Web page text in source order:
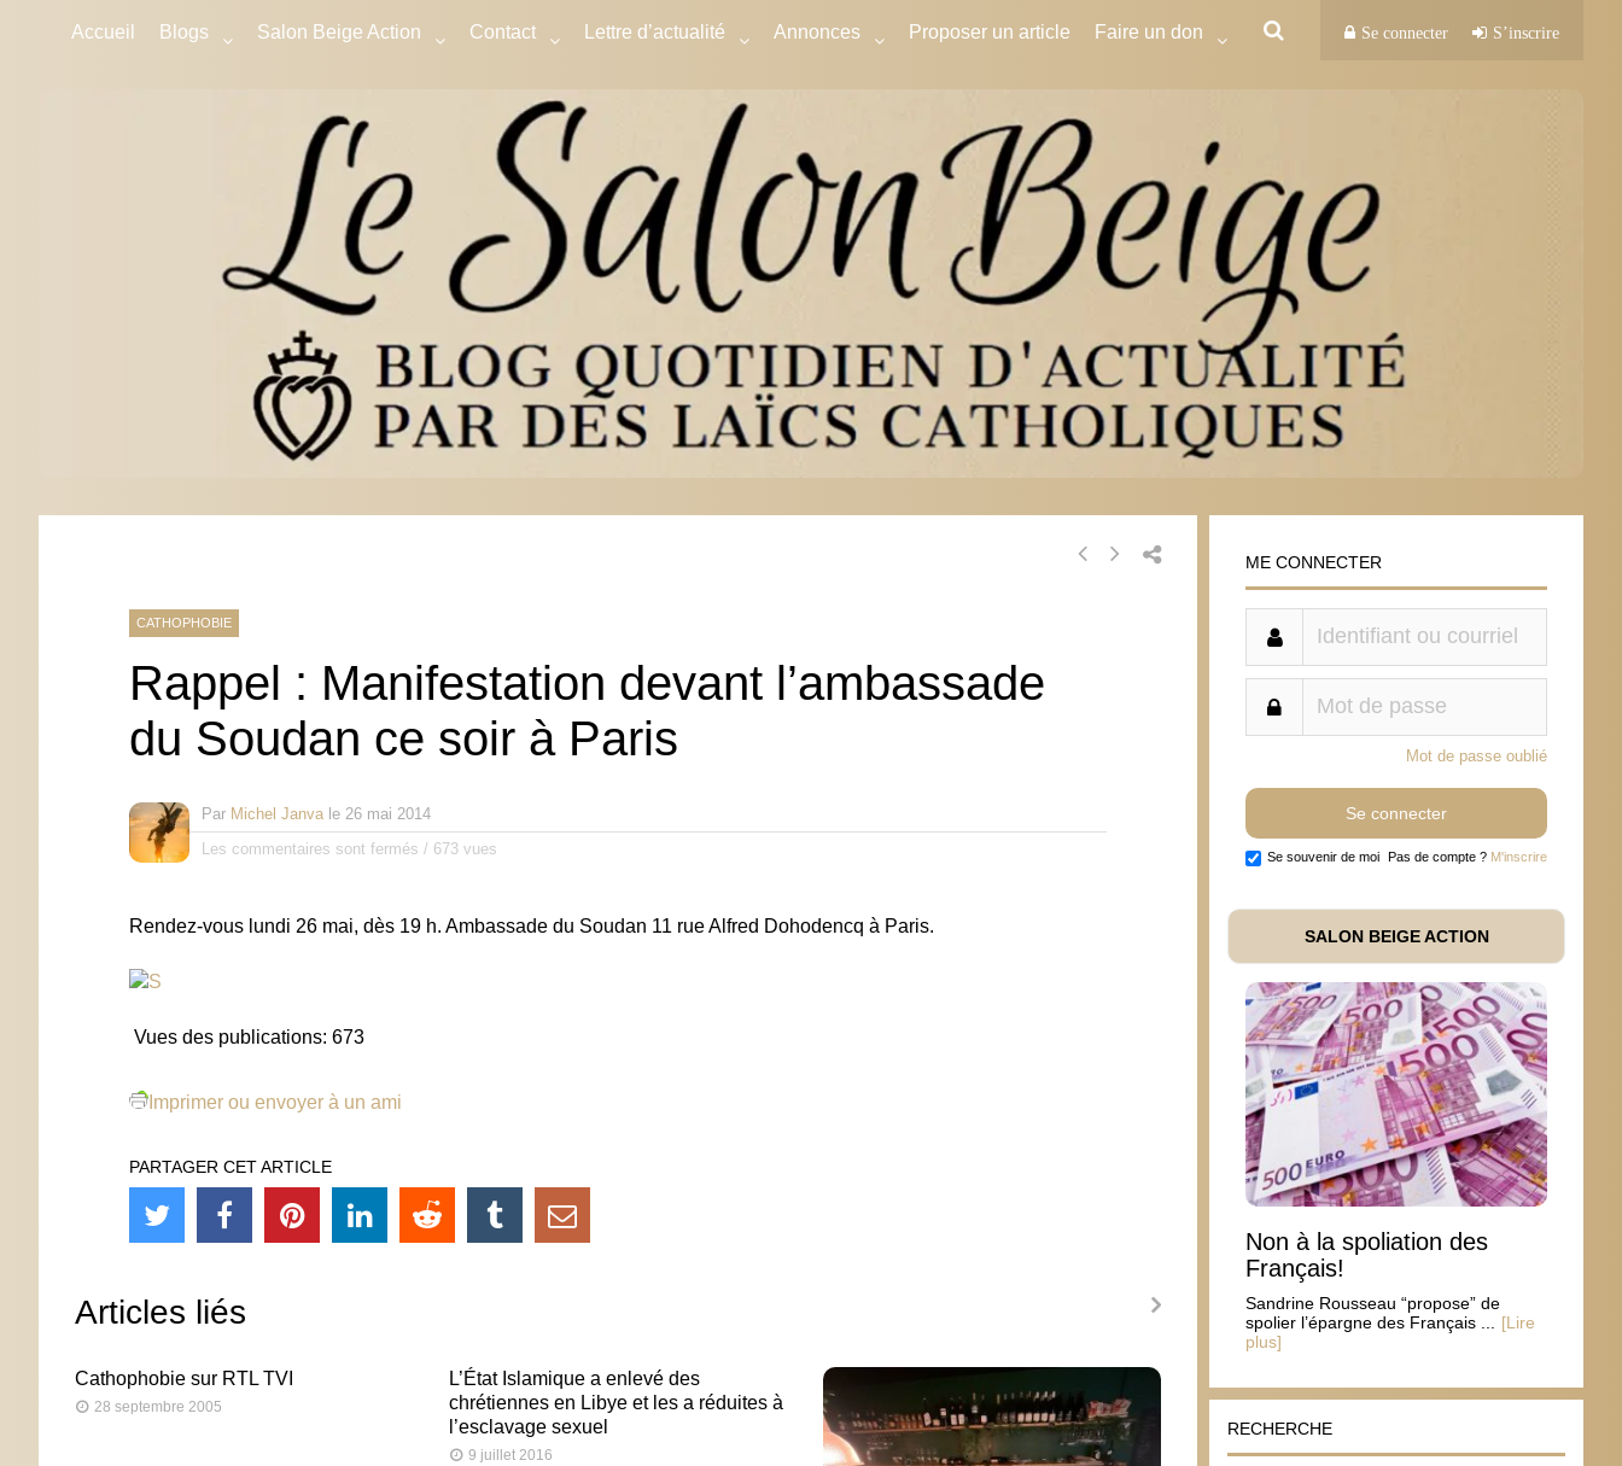
Accueil Blogs Salon Beige Action Contact Lettre d’actualité Annonces Proposer un article Faire un don Se connecter S’inscrire
CATHOPHOBIE
Rappel : Manifestation devant l’ambassade
du Soudan ce soir à Paris
Par Michel Janva le 26 mai 2014
Les commentaires sont fermés / 673 vues
Rendez-vous lundi 26 mai, dès 19 h. Ambassade du Soudan 11 rue Alfred Dohodencq à Paris.
Vues des publications: 673
Imprimer ou envoyer à un ami
PARTAGER CET ARTICLE
Articles liés
Cathophobie sur RTL TVI
28 septembre 2005
L’État Islamique a enlevé des
chrétiennes en Libye et les a ré­duites à
l’esclavage sexuel
9 juillet 2016
des
ME CONNECTER
Mot de passe oublié
Se souvenir de moi Pas de compte ? M'inscrire
SALON BEIGE ACTION
Non à la spoliation des
Français!
Sandrine Rousseau “propose” de
spolier l’épargne des Français ...
[Lire
plus]
RECHERCHE